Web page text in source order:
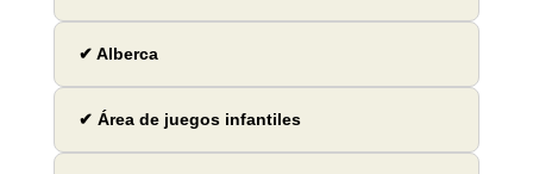
✔ Alberca
✔ Área de juegos infantiles